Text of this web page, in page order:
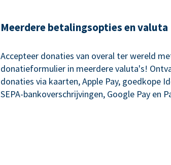
Meerdere betalingsopties en valuta
Accepteer donaties van overal ter wereld
donatieformulier in meerdere valuta's!
donaties via kaarten, Apple Pay, goedkope
SEPA-bankoverschrijvingen, Google Pay en